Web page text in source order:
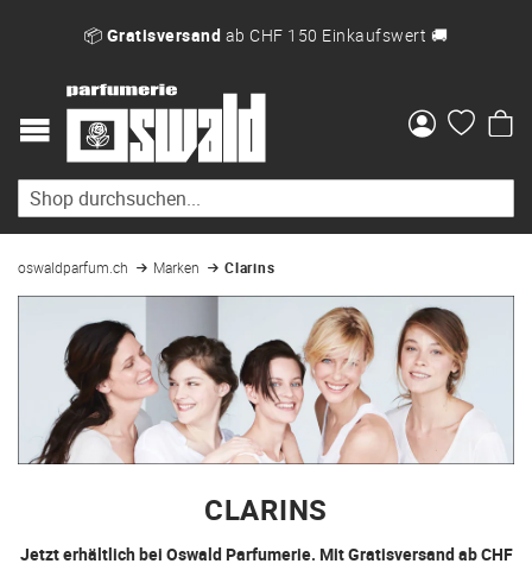
📦 Gratisversand ab CHF 150 Einkaufswert 🚚
oswaldparfum.ch Marken Clarins
CLARINS
Jetzt erhältlich bei Oswald Parfumerie. Mit Gratisversand ab CHF